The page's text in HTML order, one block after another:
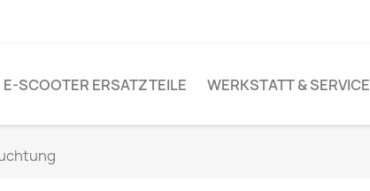
E-SCOOTER ERSATZTEILE WERKSTATT & SERVICE